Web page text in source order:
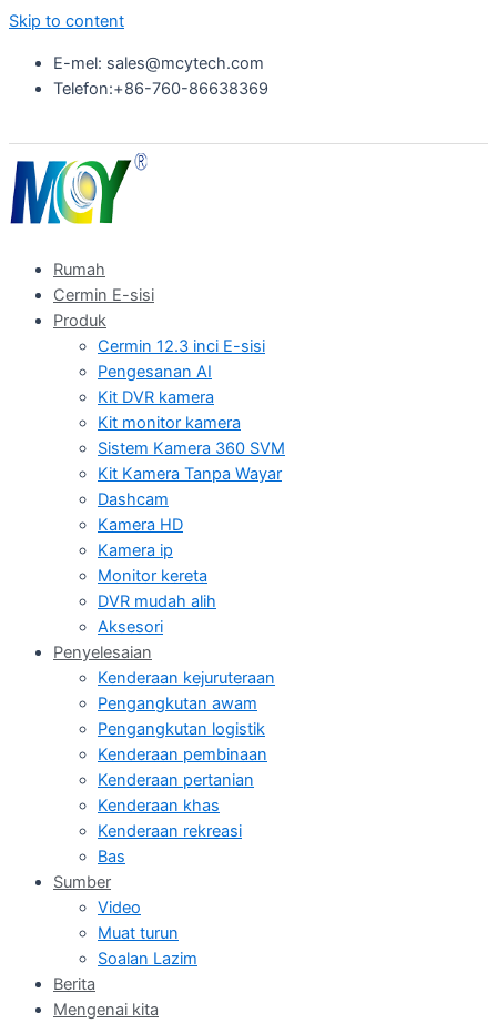
Skip to content
E-mel: sales@mcytech.com
Telefon:+86-760-86638369
Rumah
Cermin E-sisi
Produk
Cermin 12.3 inci E-sisi
Pengesanan AI
Kit DVR kamera
Kit monitor kamera
Sistem Kamera 360 SVM
Kit Kamera Tanpa Wayar
Dashcam
Kamera HD
Kamera ip
Monitor kereta
DVR mudah alih
Aksesori
Penyelesaian
Kenderaan kejuruteraan
Pengangkutan awam
Pengangkutan logistik
Kenderaan pembinaan
Kenderaan pertanian
Kenderaan khas
Kenderaan rekreasi
Bas
Sumber
Video
Muat turun
Soalan Lazim
Berita
Mengenai kita